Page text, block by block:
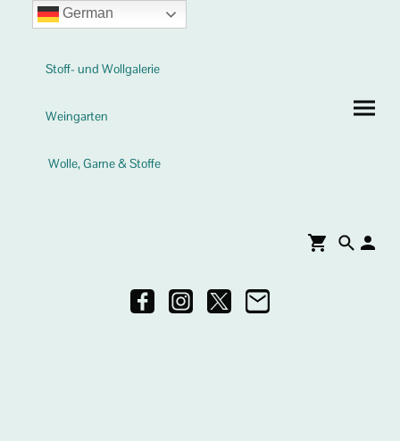
Stoff- und Wollgalerie
Weingarten
Wolle, Garne & Stoffe
German